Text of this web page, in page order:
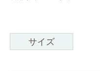
サイズ